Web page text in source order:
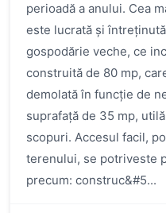
perioadă a anului. Cea
este lucrată și
gospodărie veche, ce
construită de 80 mp,
demolată în funcție de
suprafață de 35 mp,
scopuri. Accesul facil,
terenului, se potriveste
precum: construc&#5...